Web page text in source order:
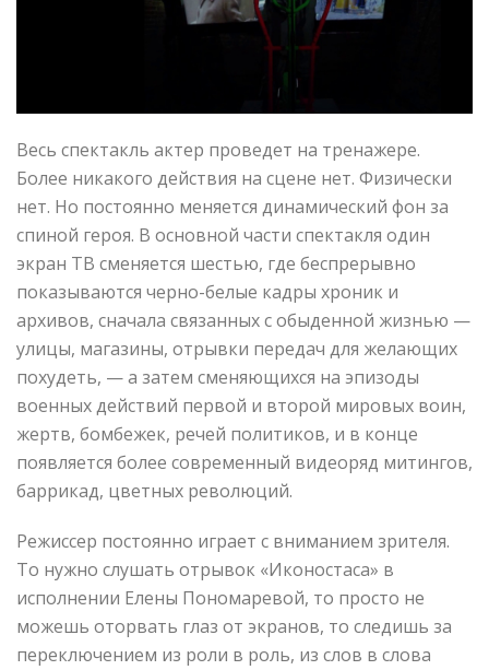
Весь спектакль актер проведет на тренажере.
Более никакого действия на сцене нет. Физически
нет. Но постоянно меняется динамический фон за
спиной героя. В основной части спектакля один
экран ТВ сменяется шестью, где беспрерывно
показываются черно-белые кадры хроник и
архивов, сначала связанных с обыденной жизнью —
улицы, магазины, отрывки передач для желающих
похудеть, — а затем сменяющихся на эпизоды
военных действий первой и второй мировых воин,
жертв, бомбежек, речей политиков, и в конце
появляется более современный видеоряд митингов,
баррикад, цветных революций.
Режиссер постоянно играет с вниманием зрителя.
То нужно слушать отрывок «Иконостаса» в
исполнении Елены Пономаревой, то просто не
можешь оторвать глаз от экранов, то следишь за
переключением из роли в роль, из слов в слова